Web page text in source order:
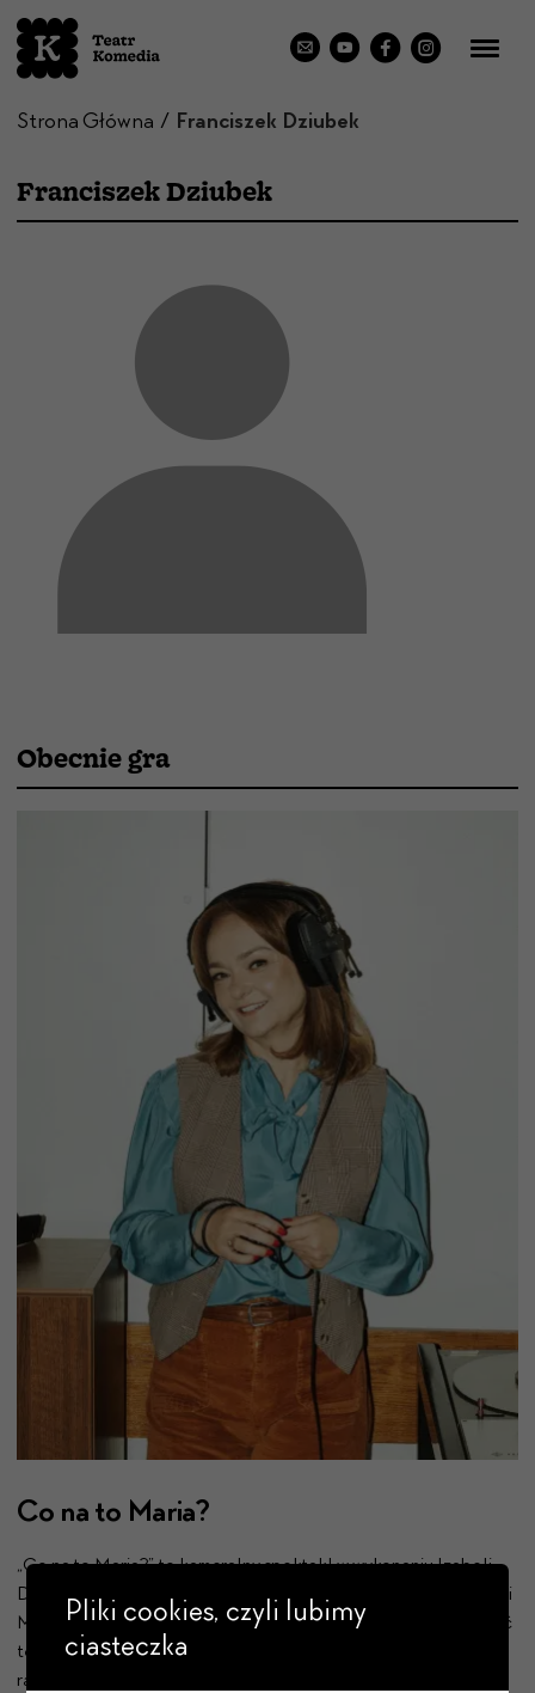
Strona Główna Franciszek Dziubek
Franciszek Dziubek
Obecnie gra
Co na to Maria?
„Co na to Maria?” to kameralny spektakl w wykonaniu Izabeli
Dąbrowskiej, inspirowany temperamentem, twórczością i żartami
Marii Czubaszek. Tym razem Maria powraca nie jako osobowość
telewizyjna, ale współgospodyni wyjątkowej audycji. Do jej
radiowego studia przychodzą kolejni słuchacze i „goście
Pliki cookies, czyli lubimy
ciasteczka